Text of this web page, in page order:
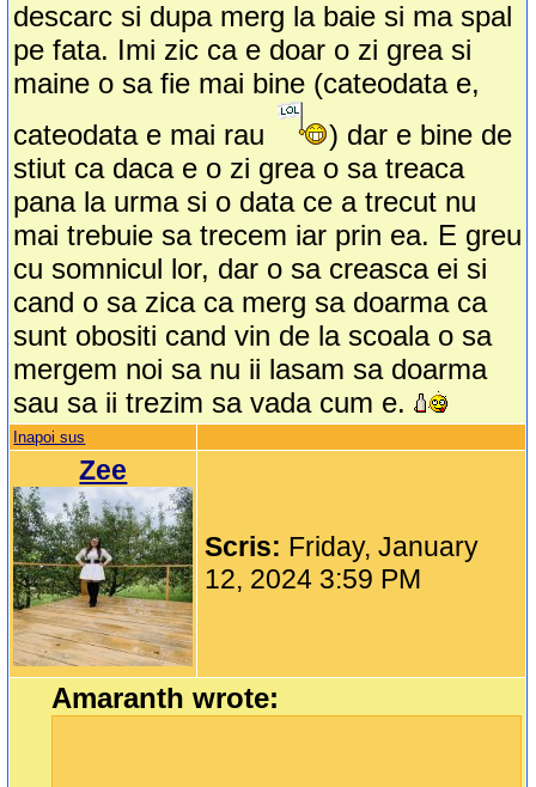
descarc si dupa merg la baie si ma spal
pe fata. Imi zic ca e doar o zi grea si
maine o sa fie mai bine (cateodata e,
cateodata e mai rau
) dar e bine de
stiut ca daca e o zi grea o sa treaca
pana la urma si o data ce a trecut nu
mai trebuie sa trecem iar prin ea. E greu
cu somnicul lor, dar o sa creasca ei si
cand o sa zica ca merg sa doarma ca
sunt obositi cand vin de la scoala o sa
mergem noi sa nu ii lasam sa doarma
sau sa ii trezim sa vada cum e.
Inapoi sus
Zee
Scris: Friday, January
12, 2024 3:59 PM
Amaranth wrote: